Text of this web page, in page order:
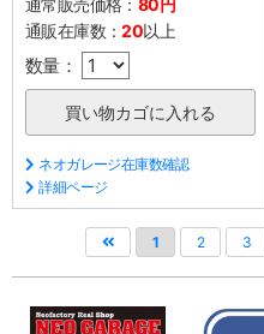
通常販売価格： 80円
通販在庫数：20以上
数量：
ネオガレージ在庫数確認
詳細ページ
1 2 3